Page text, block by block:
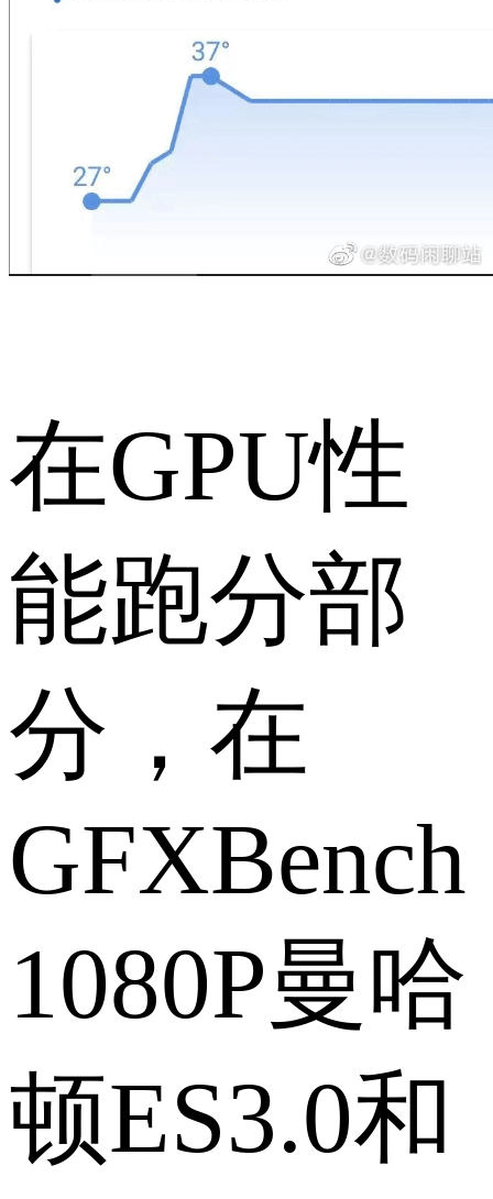
在GPU性
能跑分部
分，在
GFXBench
1080P曼哈
顿ES3.0和